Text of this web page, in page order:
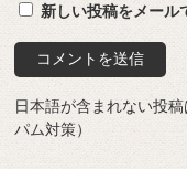
新しい投稿をメール
日本語が含まれない投
パム対策）